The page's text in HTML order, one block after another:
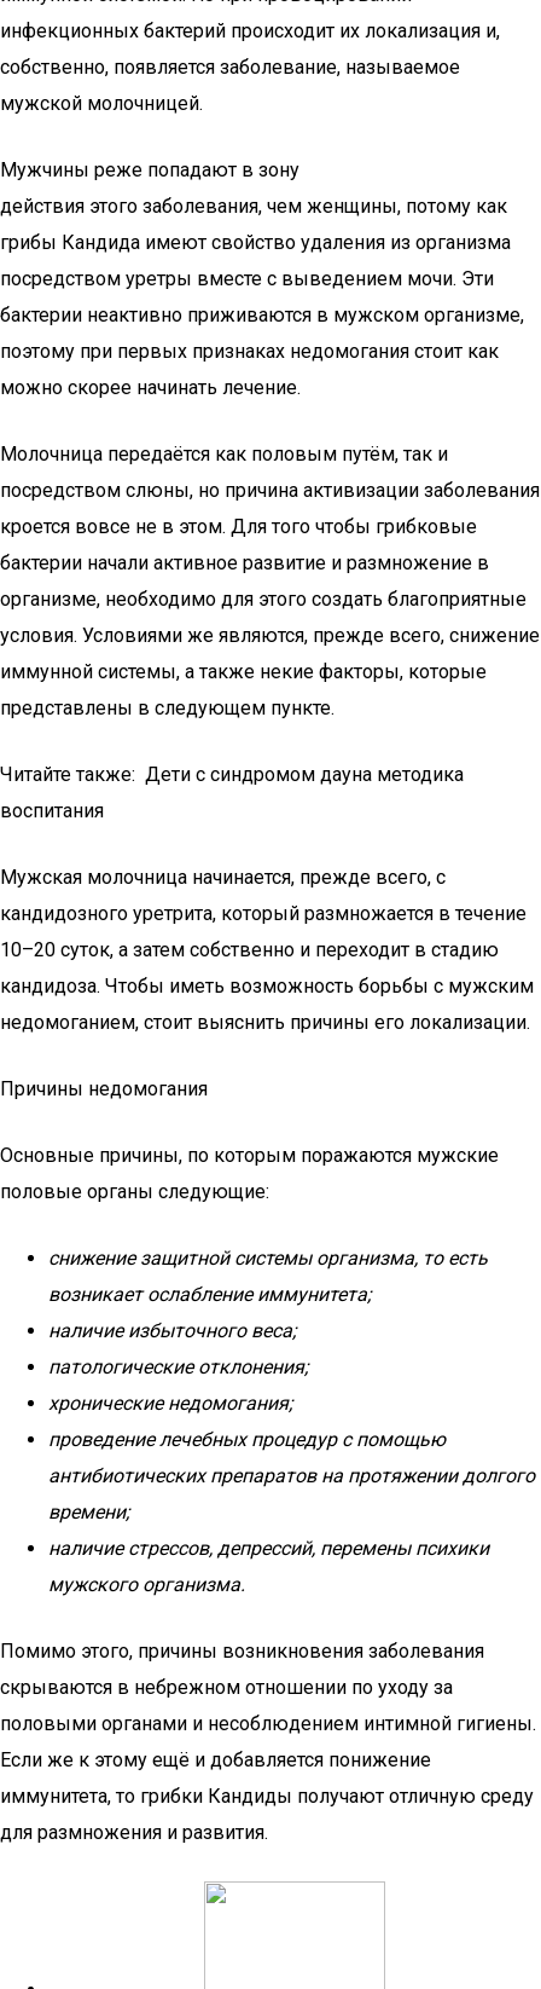
инфекционных бактерий происходит их локализация и,
собственно, появляется заболевание, называемое
мужской молочницей.
Мужчины реже попадают в зону
действия этого заболевания, чем женщины, потому как
грибы Кандида имеют свойство удаления из организма
посредством уретры вместе с выведением мочи. Эти
бактерии неактивно приживаются в мужском организме,
поэтому при первых признаках недомогания стоит как
можно скорее начинать лечение.
Молочница передаётся как половым путём, так и
посредством слюны, но причина активизации заболевания
кроется вовсе не в этом. Для того чтобы грибковые
бактерии начали активное развитие и размножение в
организме, необходимо для этого создать благоприятные
условия. Условиями же являются, прежде всего, снижение
иммунной системы, а также некие факторы, которые
представлены в следующем пункте.
Читайте также: Дети с синдромом дауна методика
воспитания
Мужская молочница начинается, прежде всего, с
кандидозного уретрита, который размножается в течение
10–20 суток, а затем собственно и переходит в стадию
кандидоза. Чтобы иметь возможность борьбы с мужским
недомоганием, стоит выяснить причины его локализации.
Причины недомогания
Основные причины, по которым поражаются мужские
половые органы следующие:
снижение защитной системы организма, то есть
возникает ослабление иммунитета;
наличие избыточного веса;
патологические отклонения;
хронические недомогания;
проведение лечебных процедур с помощью
антибиотических препаратов на протяжении долгого
времени;
наличие стрессов, депрессий, перемены психики
мужского организма.
Помимо этого, причины возникновения заболевания
скрываются в небрежном отношении по уходу за
половыми органами и несоблюдением интимной гигиены.
Если же к этому ещё и добавляется понижение
иммунитета, то грибки Кандиды получают отличную среду
для размножения и развития.